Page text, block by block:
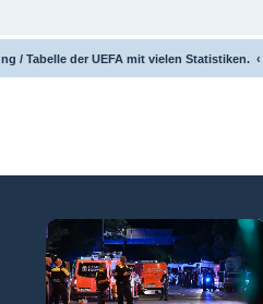
/ Tabelle der UEFA mit vielen Statistiken.
×